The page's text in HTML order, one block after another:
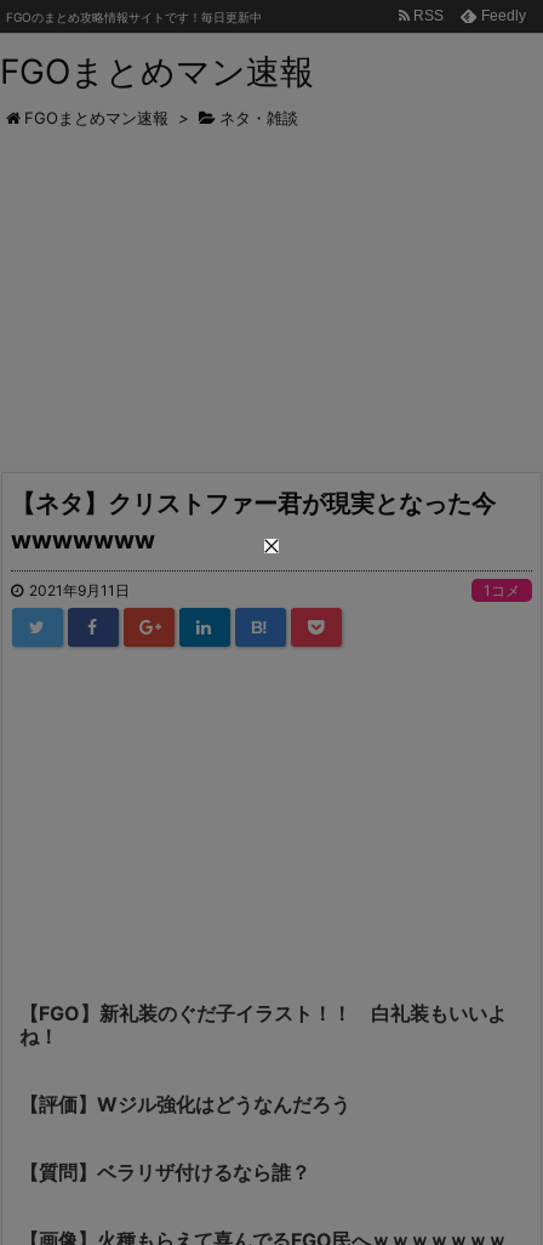
FGOまとめマン速報
FGOのまとめ攻略情報サイトです！毎日更新中 RSS Feedly
FGOまとめマン速報 > ネタ・雑談
【ネタ】クリストファー君が現実となった今
wwwwwww
2021年9月11日 1コメ
B!
【FGO】新礼装のぐだ子イラスト！！ 白礼装もいいよ
ね！
【評価】Wジル強化はどうなんだろう
【質問】ベラリザ付けるなら誰？
【画像】火種もらえて喜んでるFGO民へｗｗｗｗｗｗｗ